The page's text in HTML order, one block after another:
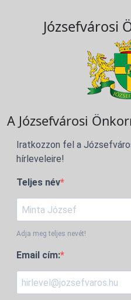
Józsefvárosi
A Józsefvárosi
Iratkozzon fel a
hírleveleire!
Teljes név
Adja meg teljes nevét!
Email cím: